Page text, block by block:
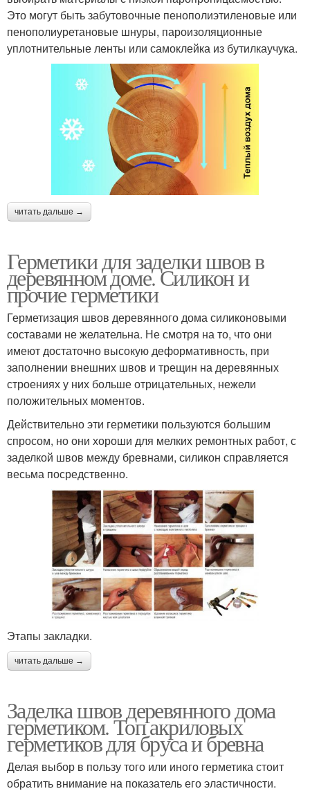
Это могут быть забутовочные пенополиэтиленовые или
пенополиуретановые шнуры, пароизоляционные
уплотнительные ленты или самоклейка из бутилкаучука.
читать дальше →
Герметики для заделки швов в
деревянном доме. Силикон и
прочие герметики
Герметизация швов деревянного дома силиконовыми
составами не желательна. Не смотря на то, что они
имеют достаточно высокую деформативность, при
заполнении внешних швов и трещин на деревянных
строениях у них больше отрицательных, нежели
положительных моментов.
Действительно эти герметики пользуются большим
спросом, но они хороши для мелких ремонтных работ, с
заделкой швов между бревнами, силикон справляется
весьма посредственно.
Этапы закладки.
читать дальше →
Заделка швов деревянного дома
герметиком. Топ акриловых
герметиков для бруса и бревна
Делая выбор в пользу того или иного герметика стоит
обратить внимание на показатель его эластичности.